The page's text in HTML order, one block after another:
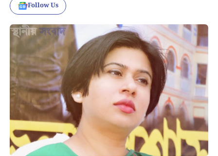
Follow Us